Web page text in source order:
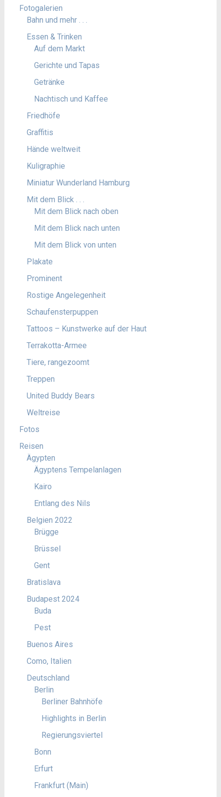
Fotogalerien
Bahn und mehr . . .
Essen & Trinken
Auf dem Markt
Gerichte und Tapas
Getränke
Nachtisch und Kaffee
Friedhöfe
Graffitis
Hände weltweit
Kuligraphie
Miniatur Wunderland Hamburg
Mit dem Blick . . .
Mit dem Blick nach oben
Mit dem Blick nach unten
Mit dem Blick von unten
Plakate
Prominent
Rostige Angelegenheit
Schaufensterpuppen
Tattoos – Kunstwerke auf der Haut
Terrakotta-Armee
Tiere, rangezoomt
Treppen
United Buddy Bears
Weltreise
Fotos
Reisen
Ägypten
Ägyptens Tempelanlagen
Kairo
Entlang des Nils
Belgien 2022
Brügge
Brüssel
Gent
Bratislava
Budapest 2024
Buda
Pest
Buenos Aires
Como, Italien
Deutschland
Berlin
Berliner Bahnhöfe
Highlights in Berlin
Regierungsviertel
Bonn
Erfurt
Frankfurt (Main)